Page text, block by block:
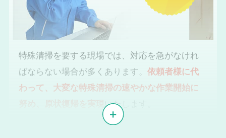
特殊清掃を要する現場では、対応を急がなけれ
ばならない場合が多くあります。依頼者様に代
わって、大変な特殊清掃の速やかな作業開始に
いたします。